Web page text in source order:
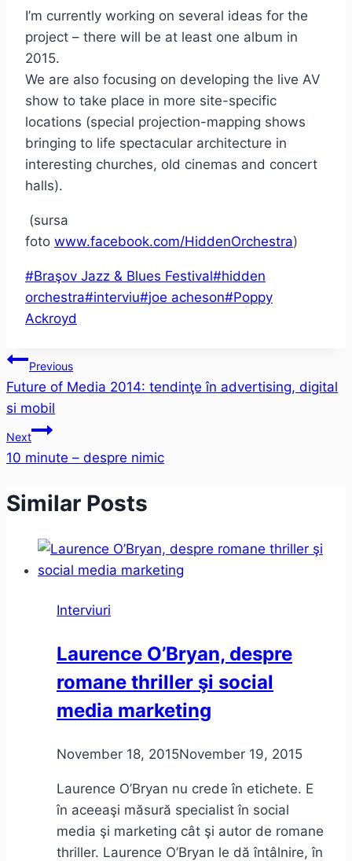
I’m currently working on several ideas for the
project – there will be at least one album in
2015.
We are also focusing on developing the live AV
show to take place in more site-specific
locations (special projection-mapping shows
bringing to life spectacular architecture in
interesting churches, old cinemas and concert
halls).
(sursa
foto www.facebook.com/HiddenOrchestra)
Post
Tags:
#Braşov Jazz & Blues Festival#hidden
orchestra#interviu#joe acheson#Poppy
Ackroyd
Post
navigation
Previous
Future of Media 2014: tendinţe în advertising, digital
si mobil
Next
10 minute – despre nimic
Similar Posts
Interviuri
Laurence O’Bryan, despre
romane thriller şi social
media marketing
November 18, 2015November 19, 2015
Laurence O’Bryan nu crede în etichete. E
în aceeaşi măsură specialist în social
media şi marketing cât şi autor de romane
thriller. Laurence O’Bryan le dă întâlnire, în